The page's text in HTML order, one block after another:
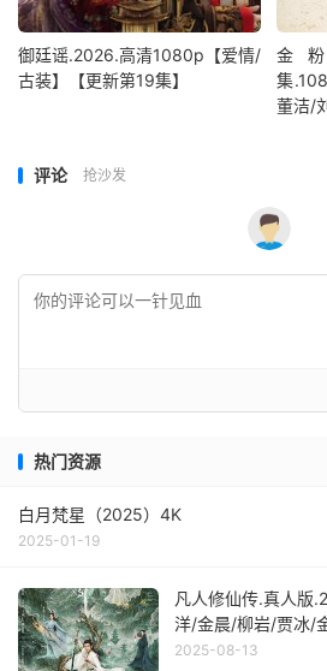
御廷谣.2026.高清1080p【爱情/
古装】【更新第19集】
金
集
董洁/
评论 抢沙发
热门资源
白月梵星（2025）4K
2025-01-19
凡人修仙传.真人版
洋/金晨/柳岩/贾冰/
2025-08-13